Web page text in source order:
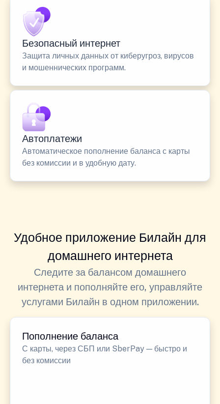
Безопасный интернет
Защита личных данных от киберугроз, вирусов
и мошеннических программ.
Автоплатежи
Автоматическое пополнение баланса с карты
без комиссии и в удобную дату.
Удобное приложение Билайн для
домашнего интернета
Следите за балансом домашнего
интернета и пополняйте его, управляйте
услугами Билайн в одном приложении.
Пополнение баланса
С карты, через СБП или SberPay — быстро и
без комиссии